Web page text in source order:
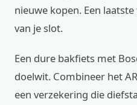
nieuwe kopen. Een
van je slot.
Een dure bakfiets met
doelwit. Combineer het
een verzekering die